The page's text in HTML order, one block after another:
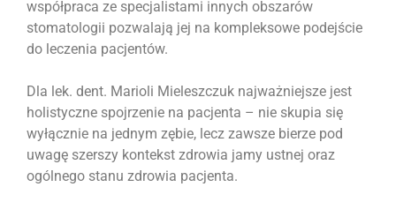
współpraca ze specjalistami innych obszarów
stomatologii pozwalają jej na kompleksowe podejście
do leczenia pacjentów.
Dla lek. dent. Marioli Mieleszczuk najważniejsze jest
holistyczne spojrzenie na pacjenta – nie skupia się
wyłącznie na jednym zębie, lecz zawsze bierze pod
uwagę szerszy kontekst zdrowia jamy ustnej oraz
ogólnego stanu zdrowia pacjenta.